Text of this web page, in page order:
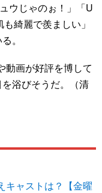
ウじゃのぉ！」「U
綺麗で羨ましい」
。
動画が好評を博して
浴びそうだ。（清
キャストは？【金曜